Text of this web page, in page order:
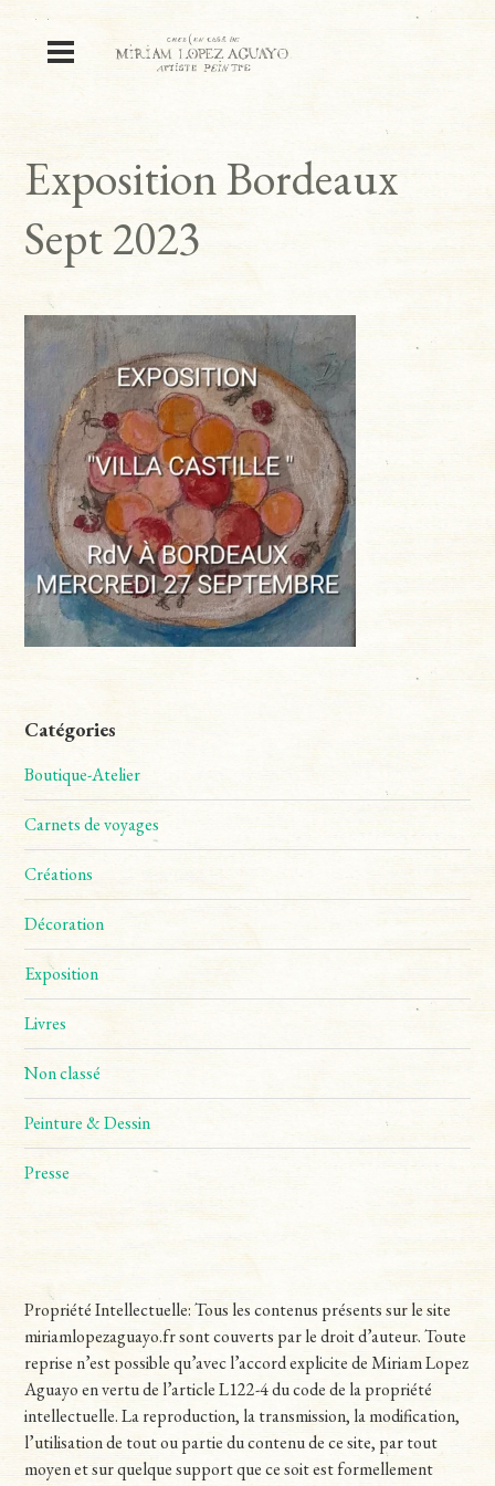
Exposition Bordeaux
Sept 2023
Catégories
Boutique-Atelier
Carnets de voyages
Créations
Décoration
Exposition
Livres
Non classé
Peinture & Dessin
Presse
Propriété Intellectuelle: Tous les contenus présents sur le site
miriamlopezaguayo.fr sont couverts par le droit d’auteur. Toute
reprise n’est possible qu’avec l’accord explicite de Miriam Lopez
Aguayo en vertu de l’article L122-4 du code de la propriété
intellectuelle. La reproduction, la transmission, la modification,
l’utilisation de tout ou partie du contenu de ce site, par tout
moyen et sur quelque support que ce soit est formellement